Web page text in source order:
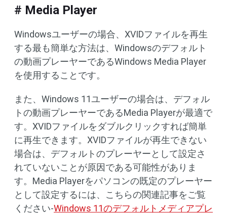
# Media Player
Windowsユーザーの場合、XVIDファイルを再生
する最も簡単な方法は、Windowsのデフォルト
の動画プレーヤーであるWindows Media Player
を使用することです。
また、Windows 11ユーザーの場合は、デフォル
トの動画プレーヤーであるMedia Playerが最適で
す。XVIDファイルをダブルクリックすれば簡単
に再生できます。XVIDファイルが再生できない
場合は、デフォルトのプレーヤーとして設定さ
れていないことが原因である可能性がありま
す。Media Playerをパソコンの既定のプレーヤー
として設定するには、こちらの関連記事をご覧
ください-Windows 11のデフォルトメディアプレ